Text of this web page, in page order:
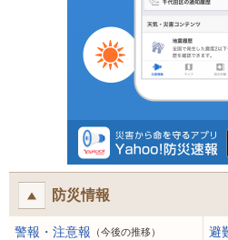
防災情報
警報・注意報 （今後の推移） 避